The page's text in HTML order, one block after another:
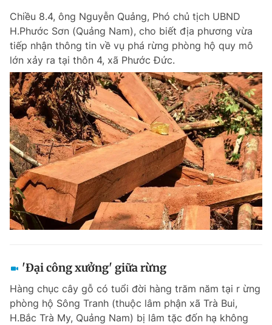
Chiều 8.4, ông Nguyễn Quảng, Phó chủ tịch UBND
H.Phước Sơn (Quảng Nam), cho biết địa phương vừa
tiếp nhận thông tin về vụ phá rừng phòng hộ quy mô
lớn xảy ra tại thôn 4, xã Phước Đức.
'Đại công xưởng' giữa rừng
Hàng chục cây gỗ có tuổi đời hàng trăm năm tại r ừng
phòng hộ Sông Tranh (thuộc lâm phận xã Trà Bui,
H.Bắc Trà My, Quảng Nam) bị lâm tặc đốn hạ không